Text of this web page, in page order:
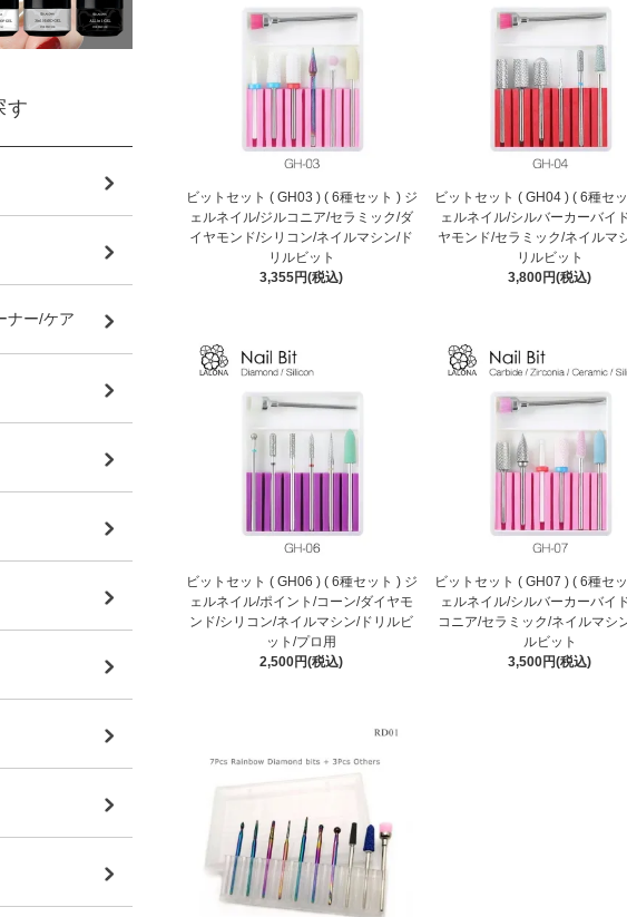
ビットセット ( GH03 ) ( 6種セット ) ジ
ェルネイル/ジルコニア/セラミック/ダ
イヤモンド/シリコン/ネイルマシン/ド
リルビット
3,355円(税込)
ビットセット ( GH04 ) ( 6種セ
ェルネイル/シルバーカーバイ
ヤモンド/セラミック/ネイルマ
リルビット
3,800円(税込)
ビットセット ( GH06 ) ( 6種セット ) ジ
ェルネイル/ポイント/コーン/ダイヤモ
ンド/シリコン/ネイルマシン/ドリルビ
ット/プロ用
2,500円(税込)
ビットセット ( GH07 ) ( 6種セ
ェルネイル/シルバーカーバイ
コニア/セラミック/ネイルマシ
ルビット
3,500円(税込)
す
ナー/ケア